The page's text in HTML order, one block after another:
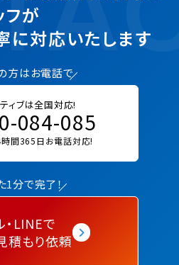
フが
に対応いたします
方はお電話で
ィブは全国対応!
084-085
間365日お電話対応!
1分で完了！
・LINEで
積もり依頼